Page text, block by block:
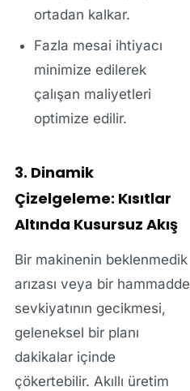
ortadan kalkar.
Fazla mesai ihtiyacı
minimize edilerek
çalışan maliyetleri
optimize edilir.
3. Dinamik
Çizelgeleme: Kısıtlar
Altında Kusursuz Akış
Bir makinenin beklenmedik
arızası veya bir hammadde
sevkiyatının gecikmesi,
geleneksel bir planı
dakikalar içinde
çökertebilir. Akıllı üretim